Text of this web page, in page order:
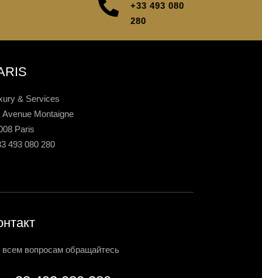
+33 493 080
280
& Services
Avenue Montaigne
Paris
493 080 280
всем вопросам обращайтесь